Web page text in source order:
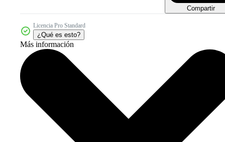
Compartir
Licencia Pro Standard
¿Qué es esto?
Más información